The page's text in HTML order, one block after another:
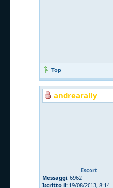
Top
andrearally
Escort
Messaggi: 6962
Iscritto il: 19/08/2013, 8:14